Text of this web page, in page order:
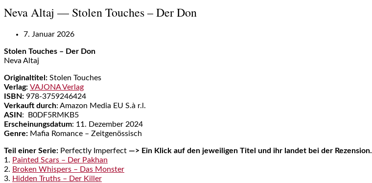
Neva Altaj — Stolen Touches – Der Don
7. Januar 2026
Stolen Touches – Der Don
Neva Altaj
Originaltitel: Stolen Touches
Verlag: VAJONA Verlag
ISBN: 978-3759246424
Verkauft durch: Amazon Media EU S.à r.l.
ASIN:
B0DF5RMKB5
Erscheinungsdatum: 11. Dezember 2024
Genre: Mafia Romance – Zeitgenössisch
Teil einer Serie: Perfectly Imperfect —> Ein Klick auf den jeweiligen Titel und ihr landet bei der Rezension.
1. Painted Scars – Der Pakhan
2. Broken Whispers – Das Monster
3. Hidden Truths – Der Killer